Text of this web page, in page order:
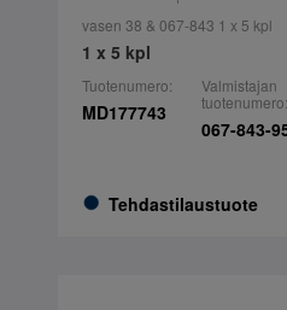
vasen 38 & 067-843 1 x 5 kpl
1 x 5 kpl
Tuotenumero:
MD177743
Tehdastilaustuote
Valmistajan
tuotenumero:
067-843-